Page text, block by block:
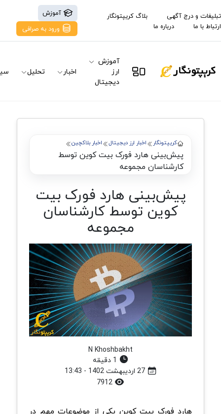
تبلیغات و درج آگهی
بلاگ کریپتونگار
ارتباط با ما
درباره ما
آموزش
ورود به صرافی
آموزش
ارز
دیجیتال
اخبار تحلیل
کریپتونگار اخبار ارز دیجیتال اخبار بلاکچین
پیش‌بینی هارد فورک بیت کوین توسط
کارشناسان مجموعه
پیش‌بینی هارد فورک بیت
کوین توسط کارشناسان
مجموعه
N Khoshbakht
27 اردیبهشت 1402 - 13:43
هارد فورک بیت کوین یکی از موضوعات مهم در